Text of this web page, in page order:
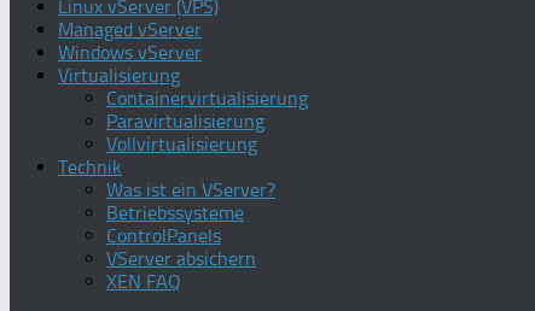
Linux vServer (VPS)
Managed vServer
Windows vServer
Virtualisierung
Containervirtualisierung
Paravirtualisierung
Vollvirtualisierung
Technik
Was ist ein VServer?
Betriebssysteme
ControlPanels
VServer absichern
XEN FAQ